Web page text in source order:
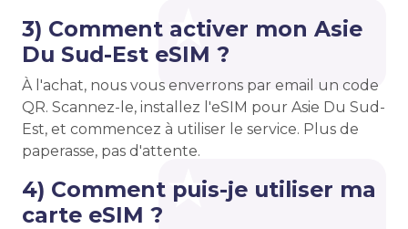
3) Comment activer mon Asie
Du Sud-Est eSIM ?
À l'achat, nous vous enverrons par email un code
QR. Scannez-le, installez l'eSIM pour Asie Du Sud-
Est, et commencez à utiliser le service. Plus de
paperasse, pas d'attente.
4) Comment puis-je utiliser ma
carte eSIM ?